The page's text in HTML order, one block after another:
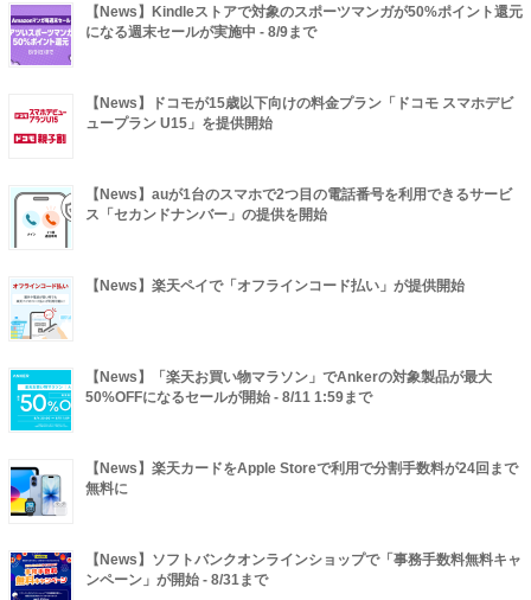
【News】Kindleストアで対象のスポーツマンガが50%ポイント還元
になる週末セールが実施中 - 8/9まで
【News】ドコモが15歳以下向けの料金プラン「ドコモ スマホデビ
ュープラン U15」を提供開始
【News】auが1台のスマホで2つ目の電話番号を利用できるサービ
ス「セカンドナンバー」の提供を開始
【News】楽天ペイで「オフラインコード払い」が提供開始
【News】「楽天お買い物マラソン」でAnkerの対象製品が最大
50%OFFになるセールが開始 - 8/11 1:59まで
【News】楽天カードをApple Storeで利用で分割手数料が24回まで
無料に
【News】ソフトバンクオンラインショップで「事務手数料無料キャ
ンペーン」が開始 - 8/31まで